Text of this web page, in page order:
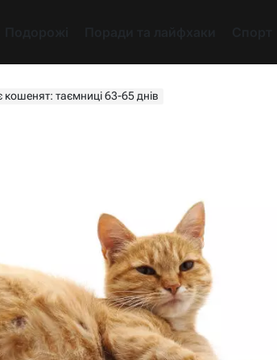
кошенят: таємниці 63-65 днів